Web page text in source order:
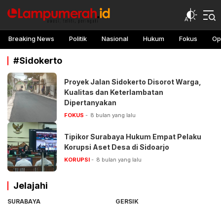
lampu merah
Awasi, teliti, peringati
Breaking News Politik Nasional Hukum Fokus
#Sidokerto
Proyek Jalan Sidokerto Disorot Warga,
Kualitas dan Keterlambatan
Dipertanyakan
FOKUS 8 bulan yang lalu
Tipikor Surabaya Hukum Empat Pelaku
Korupsi Aset Desa di Sidoarjo
KORUPSI 8 bulan yang lalu
Jelajahi
SURABAYA
GERSIK